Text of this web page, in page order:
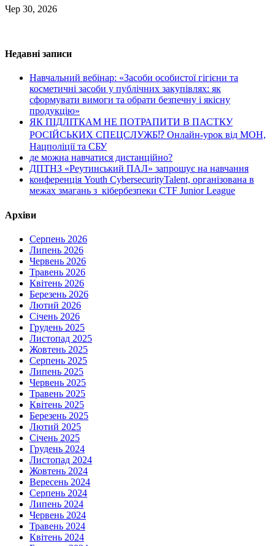
Чер 30, 2026
Недавні записи
Навчальний вебінар: «Засоби особистої гігієни та
косметичні засоби у публічних закупівлях: як
сформувати вимоги та обрати безпечну і якісну
продукцію»
ЯК ПІДЛІТКАМ НЕ ПОТРАПИТИ В ПАСТКУ
РОСІЙСЬКИХ СПЕЦСЛУЖБ⁉️ Онлайн-урок від МОН,
Нацполіції та СБУ
де можна навчатися дистанційно?
ДПТНЗ «Реутинський ПАЛ» запрошує на навчання
конференція Youth CybersecurityTalent, організована в
межах змагань з кібербезпеки CTF Junior League
Архіви
Серпень 2026
Липень 2026
Червень 2026
Травень 2026
Квітень 2026
Березень 2026
Лютий 2026
Січень 2026
Грудень 2025
Листопад 2025
Жовтень 2025
Серпень 2025
Липень 2025
Червень 2025
Травень 2025
Квітень 2025
Березень 2025
Лютий 2025
Січень 2025
Грудень 2024
Листопад 2024
Жовтень 2024
Вересень 2024
Серпень 2024
Липень 2024
Червень 2024
Травень 2024
Квітень 2024